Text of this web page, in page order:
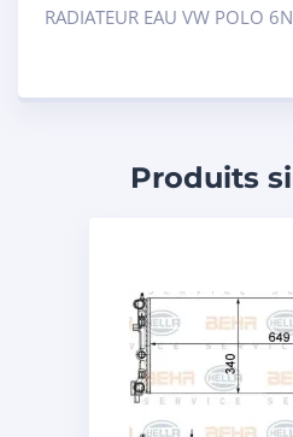
RADIATEUR EAU VW POLO
Produits